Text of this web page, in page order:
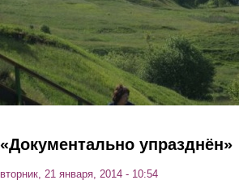
«Документально упразднён»
вторник, 21 января, 2014 - 10:54